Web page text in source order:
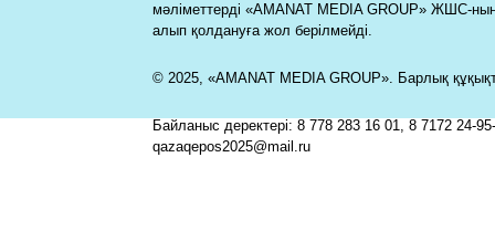
мәліметтерді «AMANAT MEDIA GROUP» ЖШС-
алып қолдануға жол берілмейді.
© 2025, «AMANAT MEDIA GROUP». Барлық
Байланыс деректері: 8 778 283 16 01, 8 7172 24-
qazaqepos2025@mail.ru